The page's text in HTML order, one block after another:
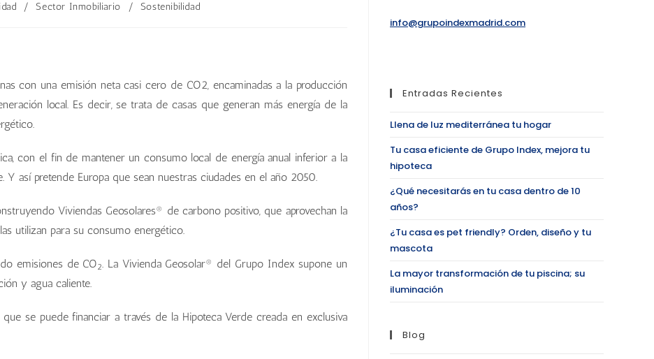
/ Sector Inmobiliario / Sostenibilidad
con una emisión neta casi cero de CO2, encaminadas a la producción
local. Es decir, se trata de casas que generan más energía de la
con el fin de mantener un consumo local de energía anual inferior a la
Y así pretende Europa que sean nuestras ciudades en el año 2050.
Viviendas Geosolares® de carbono positivo, que aprovechan la
utilizan para su consumo energético.
emisiones de CO2. La Vivienda Geosolar® del Grupo Index supone un
y agua caliente.
se puede financiar a través de la Hipoteca Verde creada en exclusiva
info@grupoindexmadrid.com
Entradas Recientes
Llena de luz mediterránea tu hogar
Tu casa eficiente de Grupo Index, mejora tu
hipoteca
¿Qué necesitarás en tu casa dentro de 10
años?
¿Tu casa es pet friendly? Orden, diseño y tu
mascota
La mayor transformación de tu piscina; su
iluminación
Blog